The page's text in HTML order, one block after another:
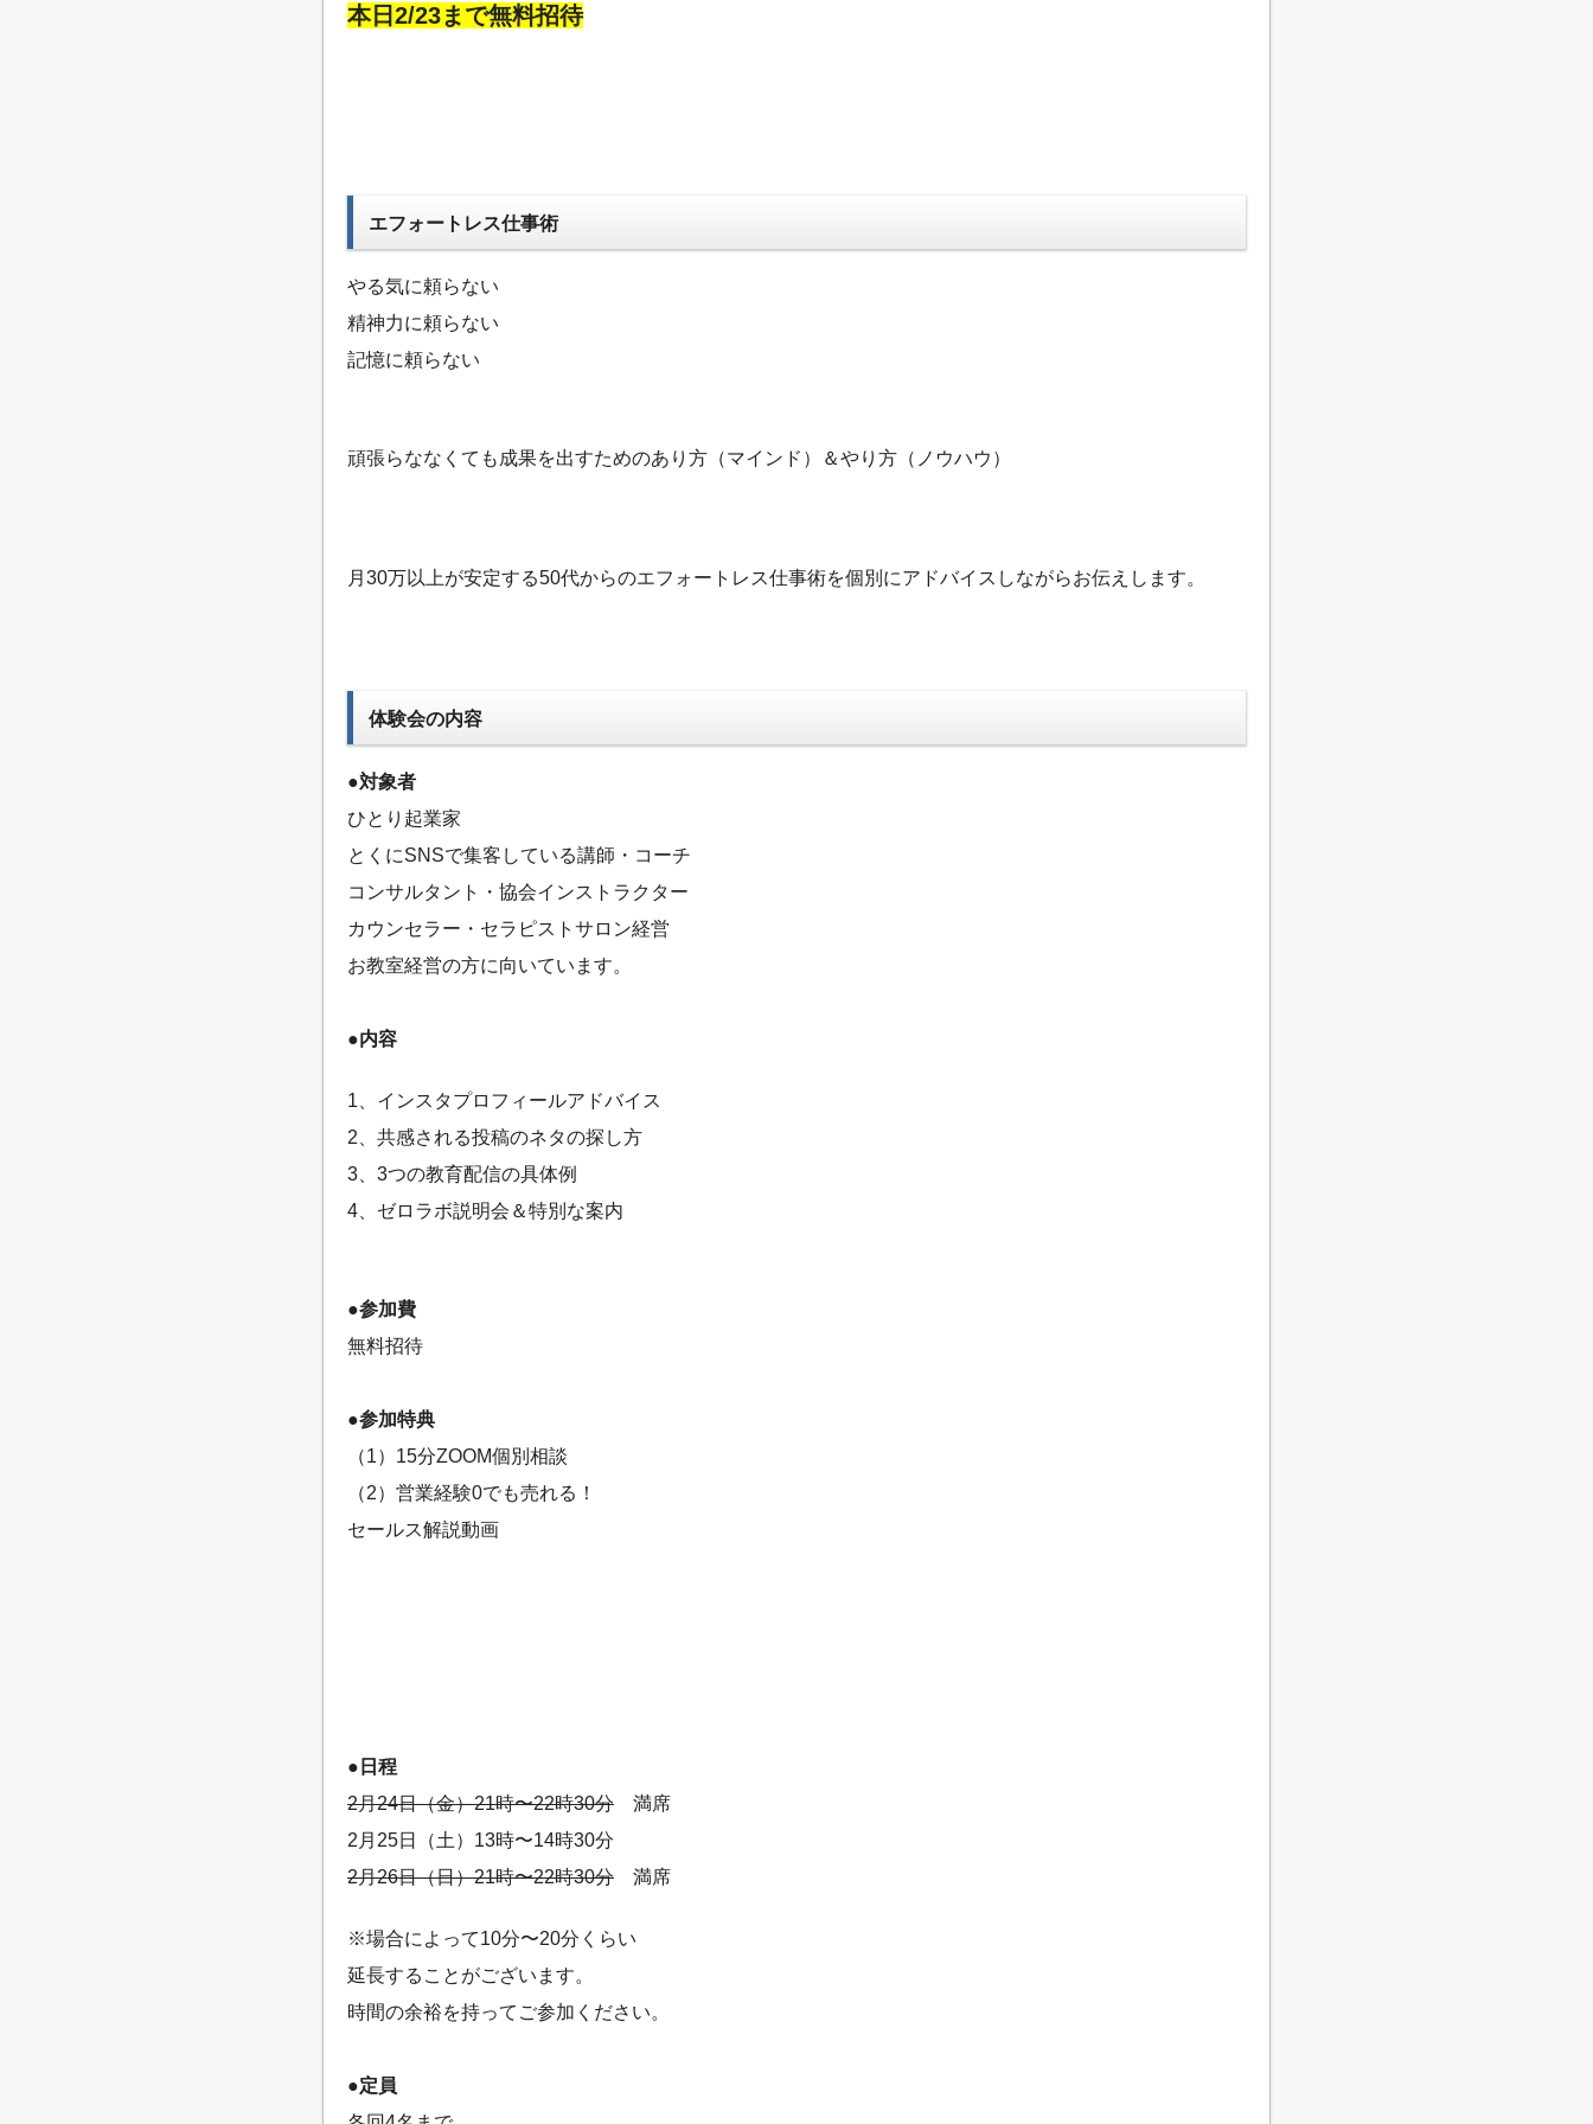
本日2/23まで無料招待
エフォートレス仕事術
やる気に頼らない
精神力に頼らない
記憶に頼らない
頑張らななくても成果を出すためのあり方（マインド）＆やり方（ノウハウ）
月30万以上が安定する50代からのエフォートレス仕事術を個別にアドバイスしながらお伝えします。
体験会の内容
●対象者
ひとり起業家
とくにSNSで集客している講師・コーチ
コンサルタント・協会インストラクター
カウンセラー・セラピストサロン経営
お教室経営の方に向いています。
●内容
1、インスタプロフィールアドバイス
2、共感される投稿のネタの探し方
3、3つの教育配信の具体例
4、ゼロラボ説明会＆特別な案内
●参加費
無料招待
●参加特典
（1）15分ZOOM個別相談
（2）営業経験0でも売れる！
セールス解説動画
●日程
2月24日（金）21時〜22時30分 満席
2月25日（土）13時〜14時30分
2月26日（日）21時〜22時30分 満席
※場合によって10分〜20分くらい
延長することがございます。
時間の余裕を持ってご参加ください。
●定員